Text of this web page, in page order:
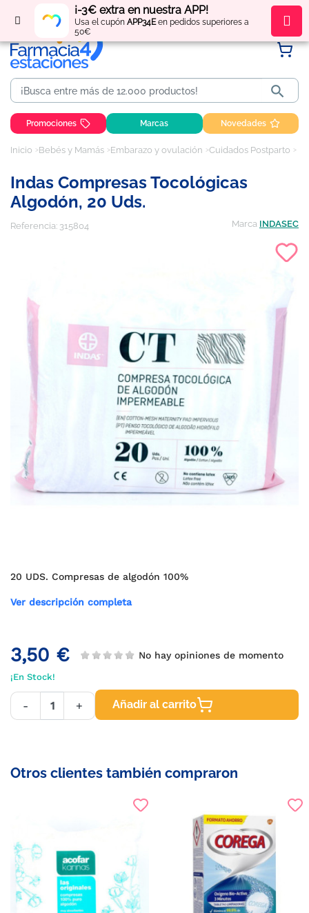
¡-3€ extra en nuestra APP!
Usa el cupón APP34Een pedidos superiores a
50€
Regístratey obténpuntos por tus compras

Promociones Marcas Novedades
Inicio Bebés y Mamás Embarazo y ovulación Cuidados Postparto
Indas Compresas Tocológicas
Algodón, 20 Uds.
Referencia: 315804 Marca INDASEC
20 UDS. Compresas de algodón 100%
Ver descripción completa
3,50 € No hay opiniones de momento
¡En Stock!
- + Añadir al carrito
Otros clientes también compraron